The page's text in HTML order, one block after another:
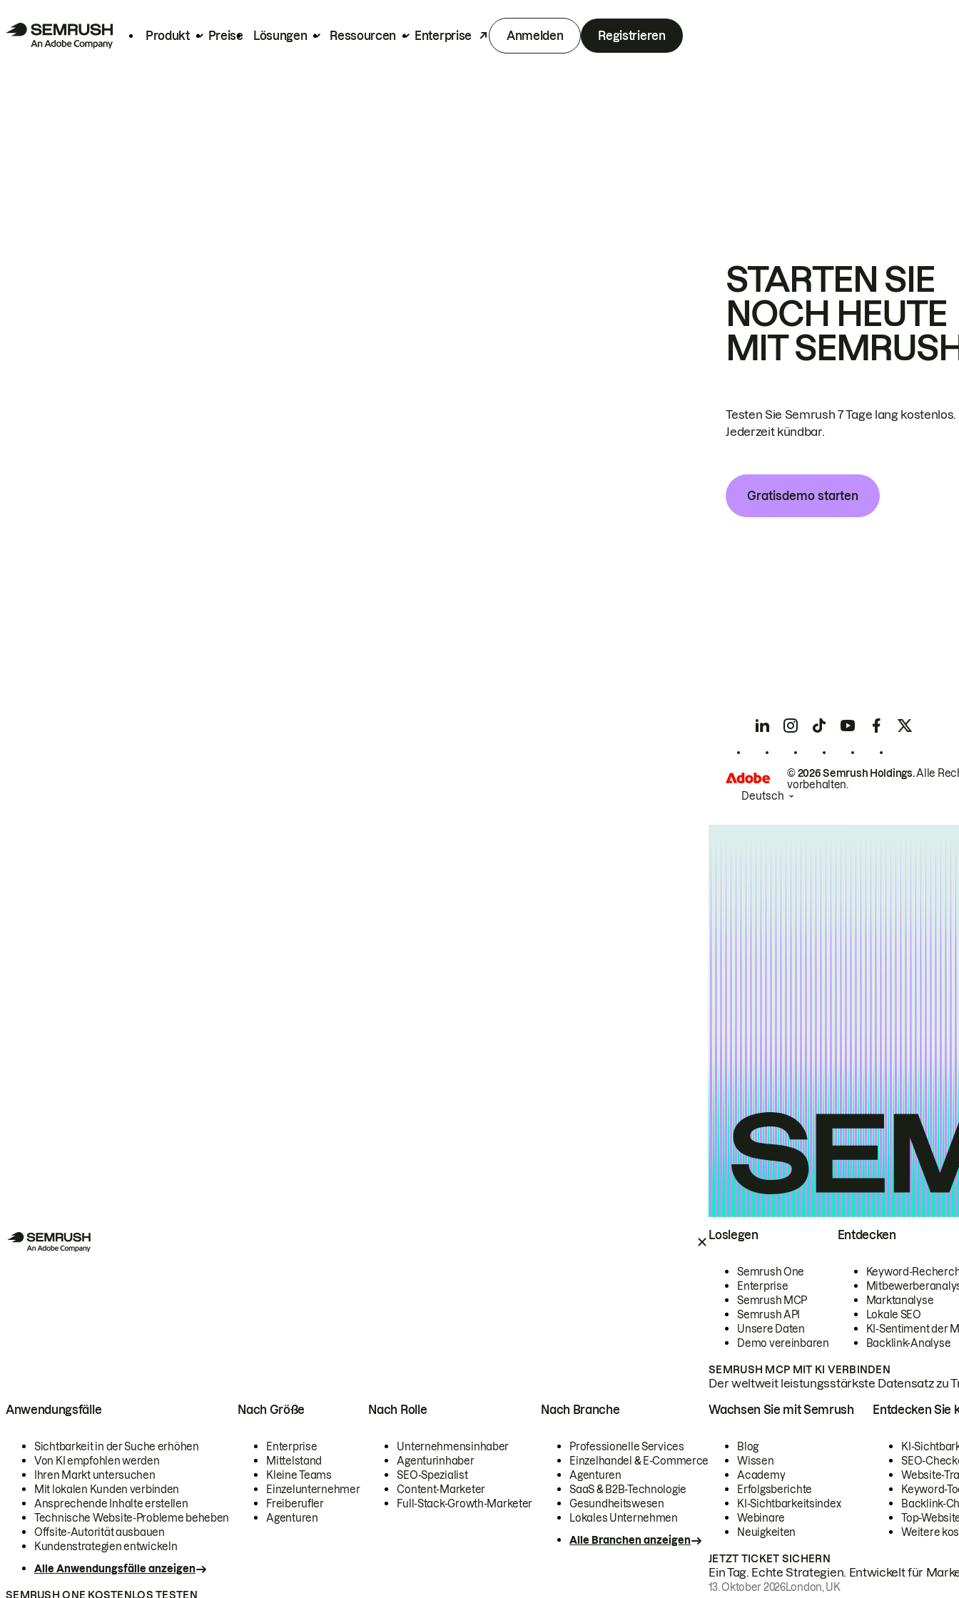
Produkt Preise Lösungen Ressourcen Enterprise Anmelden Registrieren
Loslegen
Semrush One
Enterprise
Semrush MCP
Semrush API
Unsere Daten
Demo vereinbaren
Entdecken
Keyword-
Marktanalyse
Lokale SEO
KI-Sentiment der
Backlink-Analyse
SEMRUSH MCP MIT KI VERBINDEN
Der weltweit leistungsstärkste Datensatz zu
Anwendungsfälle
Sichtbarkeit in der Suche erhöhen
Von KI empfohlen werden
Ihren Markt untersuchen
Mit lokalen Kunden verbinden
Ansprechende Inhalte erstellen
Technische Website-Probleme beheben
Offsite-Autorität ausbauen
Kundenstrategien entwickeln
Alle Anwendungsfälle anzeigen
Nach Größe
Enterprise
Mittelstand
Kleine Teams
Einzelunternehmer
Freiberufler
Agenturen
Nach Rolle
Unternehmensinhaber
Agenturinhaber
SEO-Spezialist
Content-Marketer
Full-Stack-Growth-Marketer
Nach Branche
Professionelle Services
Einzelhandel & E-Commerce
Agenturen
SaaS & B2B-Technologie
Gesundheitswesen
Lokales Unternehmen
Alle Branchen anzeigen
SEMRUSH ONE KOSTENLOS TESTEN
Wachsen Sie mit Semrush
Blog
Wissen
Academy
Erfolgsberichte
KI-Sichtbarkeitsindex
Webinare
Neuigkeiten
Entdecken Sie
KI-
SEO-
Website-
Keyword-
Backlink-
Top-
Weitere
JETZT TICKET SICHERN
Ein Tag. Echte Strategien. Entwickelt für
13. Oktober 2026London, UK
STARTEN SIE
NOCH HEUTE
MIT
Testen Sie Semrush 7 Tage lang kostenlos.
Jederzeit kündbar.
Gratisdemo starten
© 2026 Semrush Holdings.Alle
vorbehalten.
Deutsch